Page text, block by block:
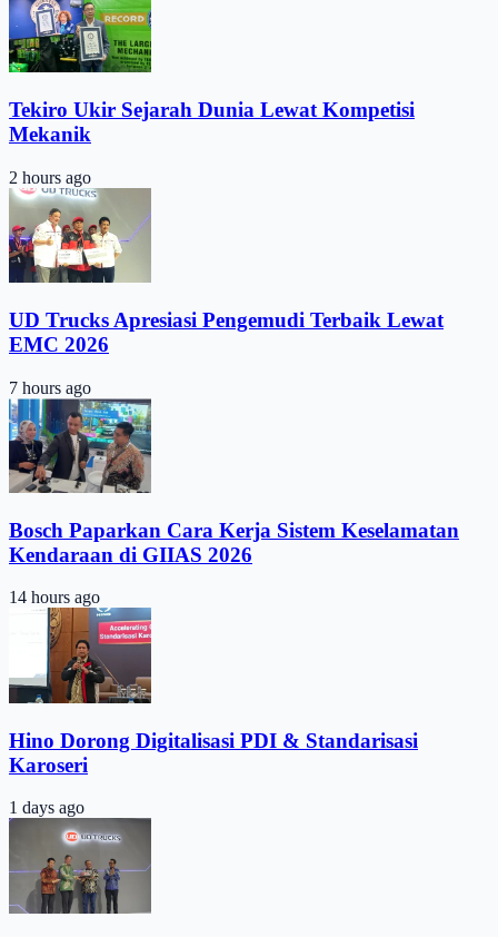
Tekiro Ukir Sejarah Dunia Lewat Kompetisi
Mekanik
2 hours ago
UD Trucks Apresiasi Pengemudi Terbaik Lewat
EMC 2026
7 hours ago
Bosch Paparkan Cara Kerja Sistem Keselamatan
Kendaraan di GIIAS 2026
14 hours ago
Hino Dorong Digitalisasi PDI & Standarisasi
Karoseri
1 days ago